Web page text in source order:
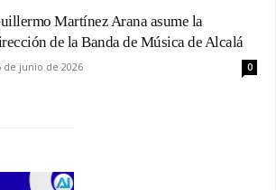
Martínez Arana asume la
de la Banda de Música de Alcalá
de junio de 2026 0